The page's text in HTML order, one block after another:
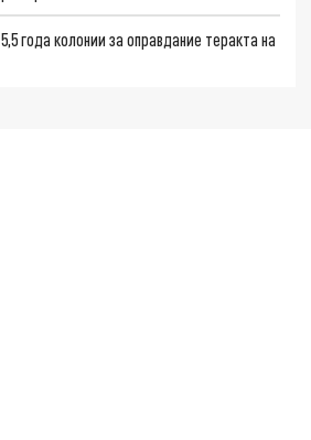
года колонии за оправдание теракта на